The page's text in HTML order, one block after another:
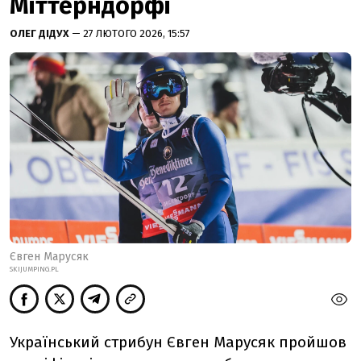
ОЛЕГ ДІДУХ — 27 ЛЮТОГО 2026, 15:57
Євген Марусяк
SKIJUMPING.PL
Український стрибун Євген Марусяк пройшов